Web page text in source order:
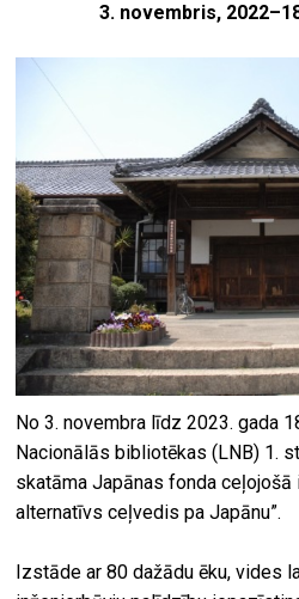
3. novembris,
No 3. novembra līdz 2023. gada
Nacionālās bibliotēkas (LNB) 1.
skatāma Japānas fonda ceļojošā
alternatīvs ceļvedis pa Japānu”.
Izstāde ar 80 dažādu ēku, vides